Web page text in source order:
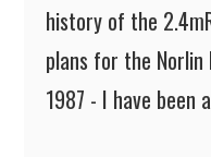
history of the
plans for the
1987 - I have been